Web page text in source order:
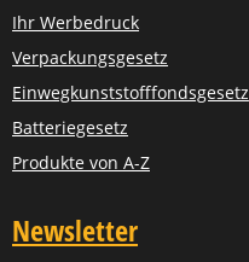
Ihr Werbedruck
Verpackungsgesetz
Einwegkunststofffondsgesetz
Batteriegesetz
Produkte von A-Z
Newsletter